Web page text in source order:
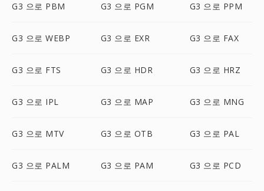
G3 으로 PBM G3 으로 PGM G3 으로 PPM
G3 으로 WEBP G3 으로 EXR G3 으로 FAX
G3 으로 FTS G3 으로 HDR G3 으로 HRZ
G3 으로 IPL G3 으로 MAP G3 으로 MNG
G3 으로 MTV G3 으로 OTB G3 으로 PAL
G3 으로 PALM G3 으로 PAM G3 으로 PCD